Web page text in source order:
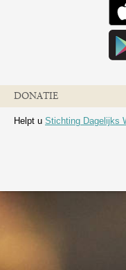
DONATIE
Helpt u Stichting Dagelijks